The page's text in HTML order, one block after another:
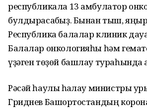
республикала 13 амбулатор
булдырасаҡбыҙ. Бынан тыш,
Республика балалар клиник
Балалар онкологияһы һәм
үҙәген төҙөй башлау тураһында
Рәсәй һаулыҡ һаҡлау министры
Гриднев Башҡортостандың